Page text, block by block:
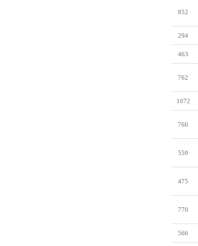
852
294
463
762
1072
760
559
475
770
566